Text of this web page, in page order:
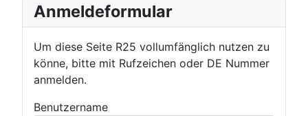
Anmeldeformular
Um diese Seite R25 vollumfänglich nutzen zu
könne, bitte mit Rufzeichen oder DE Nummer
anmelden.
Benutzername